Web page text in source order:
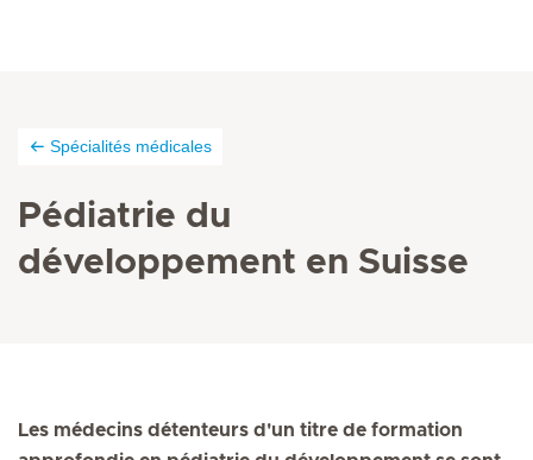
Spécialités médicales
Pédiatrie du
développement en Suisse
Les médecins détenteurs d'un titre de formation